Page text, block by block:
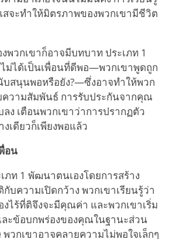
จะทำให้มิตรภาพของพวกเขามีชีวิต
วกเขาก็อาจมีบทบาท ประเภท 1
ม่ได้เป็นเพื่อนที่ดีพอ—พวกเขาพูดถูก
บสนุนพอหรือยัง?—ซึ่งอาจทำให้พวก
ความสัมพันธ์ การรับประกันจากคุณ
ลง เตือนพวกเขาว่าการปรากฏตัว
เดียวก็เพียงพอแล้ว
อน
ภท 1 พัฒนาตนเองโดยการสร้าง
บความเปิดกว้าง พวกเขาเรียนรู้ว่า
ไร้ที่ติจึงจะมีคุณค่า และพวกเขาเริ่ม
ะข้อบกพร่องของคุณในฐานะส่วน
วกเขาอาจคลายความไม่พอใจเล็กๆ